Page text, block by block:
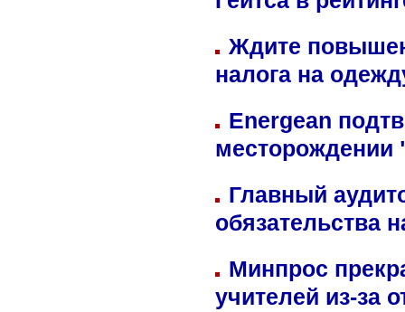
Ждите
налога на
Energean
Главный
обязательства
Минпрос
учителей из-за